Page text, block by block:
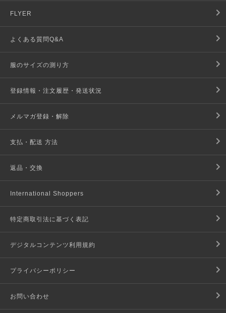
FLYER
よくある質問Q&A
服のサイズの測り方
登録情報・注文履歴・発送状況
メルマガ登録・解除
支払・配送 方法
返品・交換
International Shoppers
特定商取引法に基づく表記
デジタルコンテンツ利用規約
プライバシーポリシー
お問い合わせ